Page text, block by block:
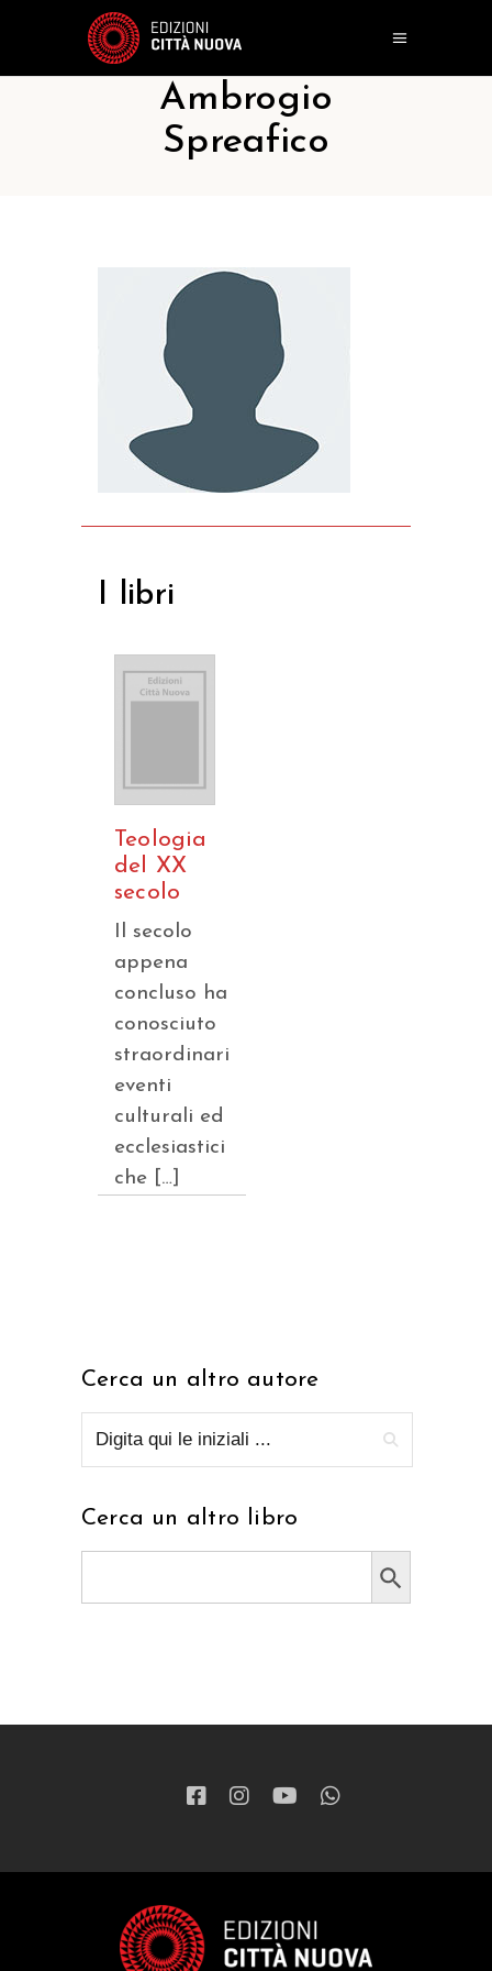
Ambrogio
Spreafico
I libri
Teologia
del XX
secolo
Il secolo
appena
concluso ha
conosciuto
straordinari
eventi
culturali ed
ecclesiastici
che […]
Cerca un altro autore
Cerca un altro libro
Search Button